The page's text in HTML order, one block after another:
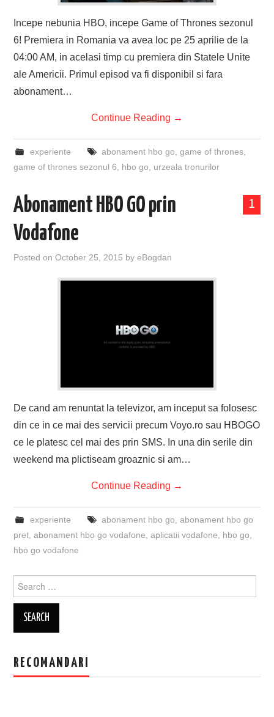
Incepe nebunia HBO, incepe Game of Thrones sezonul
6! Premiera in Romania va avea loc pe 25 aprilie de la
04:00 AM, in acelasi timp cu premiera din Statele Unite
ale Americii. Primul episod va fi disponibil si fara
abonament…
Continue Reading →
experiente abonament hbo go game of thrones,
game of thrones sezonul 6
hbo go urzeala tronurilor
1
Abonament HBO GO prin
Vodafone
Posted onOctober 25, 2015 byeBogdan
De cand am renuntat la televizor, am inceput sa folosesc
din ce in ce mai des servicii precum Voyo.ro sau HBOGO
ce le platesc cel mai des prin SMS. In una din serile din
weekend ma plictiseam groaznic si am…
Continue Reading →
experiente abonament hbo go abonament hbo go
pret ,abonament hbo go vodafone ,aplicatii vodafone hbo go
hbo go vodafone
for:
RECOMANDARI